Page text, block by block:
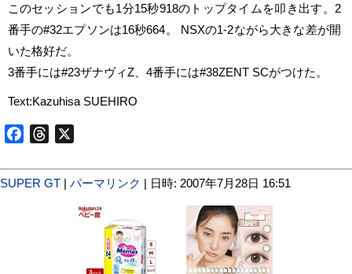
このセッションでも1分15秒918のトップタイムを叩き出す。2
番手の#32エプソンは16秒664。 NSXの1-2ながら大きな差が開
いた格好だ。
3番手には#23ザナヴィZ、4番手には#38ZENT SCがつけた。
Text:Kazuhisa SUEHIRO
FacebookThreads
SUPER GT | パーマリンク | 日時: 2007年7月28日 16:51